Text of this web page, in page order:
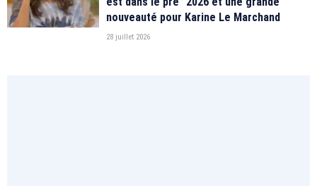
nouveauté pour Karine Le Marchand
28 juillet 2026